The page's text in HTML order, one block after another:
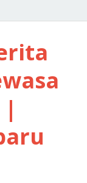
|